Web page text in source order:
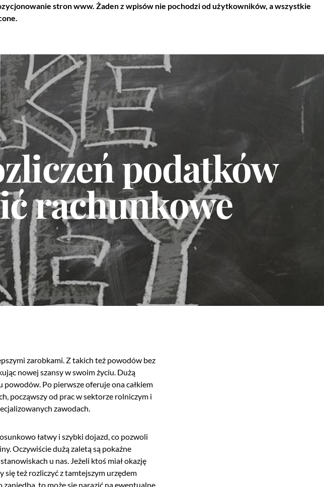
stron www. Żaden z wpisów nie pochodzi od użytkowników, a wszystkie
podatków
rachunkowe
zarobkami. Z takich też powodów bez
nowej szansy w swoim życiu. Dużą
Po pierwsze oferuje ona całkiem
począwszy od prac w sektorze rolniczym i
zawodach.
łatwy i szybki dojazd, co pozwoli
Oczywiście dużą zaletą są pokaźne
u nas. Jeżeli ktoś miał okazję
też rozliczyć z tamtejszym urzędem
to może się narazić na ewentualne